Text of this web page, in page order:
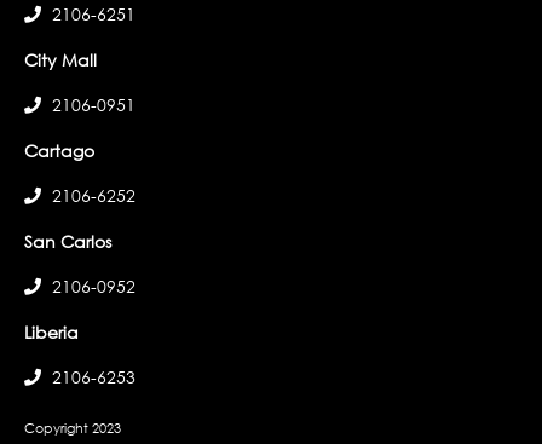
2106-6251
City Mall
2106-0951
Cartago
2106-6252
San Carlos
2106-0952
Liberia
2106-6253
Copyright 2023